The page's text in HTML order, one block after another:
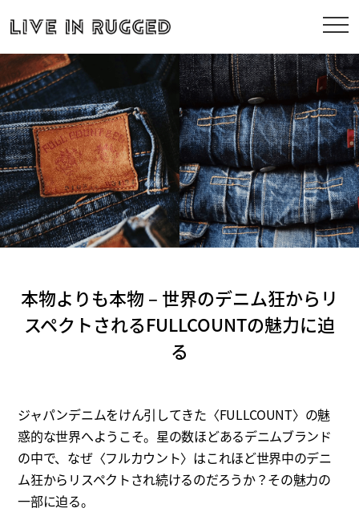
本物よりも本物 – 世界のデニム狂からリ
スペクトされるFULLCOUNTの魅力に迫
る
ジャパンデニムをけん引してきた〈FULLCOUNT〉の魅
惑的な世界へようこそ。星の数ほどあるデニムブランド
の中で、なぜ〈フルカウント〉はこれほど世界中のデニ
ム狂からリスペクトされ続けるのだろうか？その魅力の
一部に迫る。